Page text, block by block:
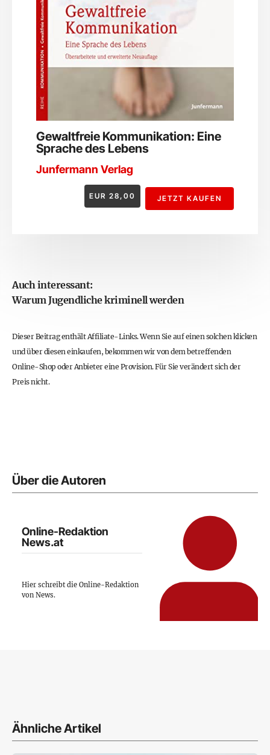
Gewaltfreie Kommunikation: Eine
Sprache des Lebens
Junfermann Verlag
EUR 28,00 JETZT KAUFEN
Auch interessant:
Warum Jugendliche kriminell werden
Dieser Beitrag enthält Affiliate-Links. Wenn Sie auf einen solchen klicken
und über diesen einkaufen, bekommen wir von dem betreffenden
Online-Shop oder Anbieter eine Provision. Für Sie verändert sich der
Preis nicht.
Über die Autoren
Online-Redaktion
News.at
Hier schreibt die Online-Redaktion
von News.
Ähnliche Artikel